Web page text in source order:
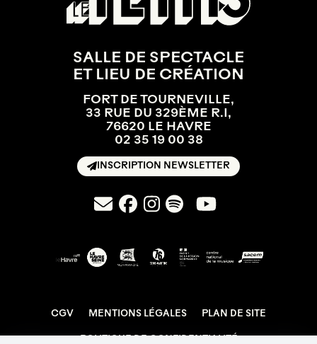
SALLE DE SPECTACLE
ET LIEU DE CRÉATION
FORT DE TOURNEVILLE,
33 RUE DU 329ÈME R.I,
76620 LE HAVRE
02 35 19 00 38
INSCRIPTION NEWSLETTER
CGV MENTIONS LÉGALES PLAN DE SITE